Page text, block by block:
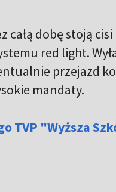
całą dobę stoją
red light.
przejazd
mandaty.
TVP "Wyższa